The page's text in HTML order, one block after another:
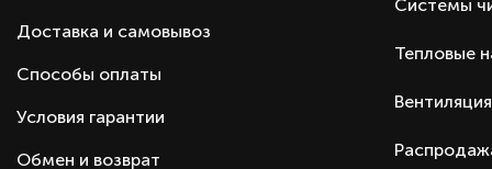
Серия
Производитель
Страна бренда
Доставка и самовывоз
Способы оплаты
Условия гарантии
Обмен и возврат
Системы
Тепловые
Вентиляция